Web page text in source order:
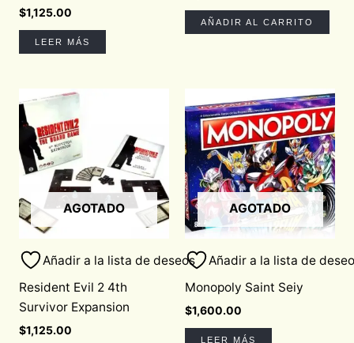
$1,125.00
LEER MÁS
AÑADIR AL CARRITO
AGOTADO
Añadir a la lista de deseos
Resident Evil 2 4th
Survivor Expansion
$1,125.00
AGOTADO
Añadir a la lista de
Monopoly Saint Seiy
$1,600.00
LEER MÁS